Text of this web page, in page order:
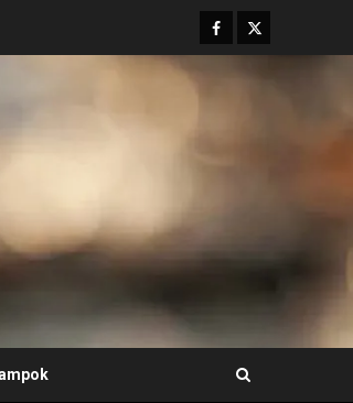
Facebook
Twitter